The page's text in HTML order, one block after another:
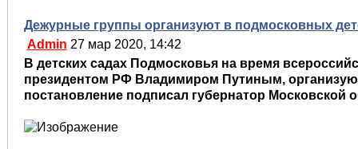
Дежурные группы организуют в подмосковных
Admin 27 мар 2020, 14:42
В детских садах Подмосковья на время
президентом РФ Владимиром Путиным,
постановление подписал губернатор Московской